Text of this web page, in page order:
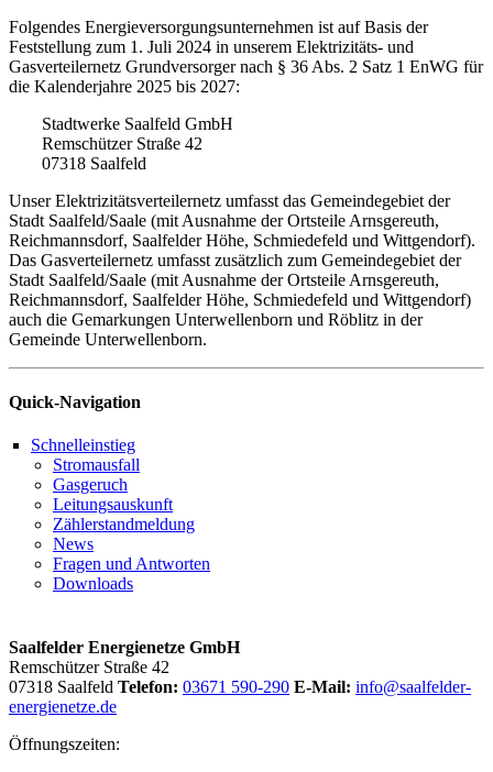
Folgendes Energieversorgungsunternehmen ist auf Basis der
Feststellung zum 1. Juli 2024 in unserem Elektrizitäts- und
Gasverteilernetz Grundversorger nach § 36 Abs. 2 Satz 1 EnWG für
die Kalenderjahre 2025 bis 2027:
Stadtwerke Saalfeld GmbH
Remschützer Straße 42
07318 Saalfeld
Unser Elektrizitätsverteilernetz umfasst das Gemeindegebiet der
Stadt Saalfeld/Saale (mit Ausnahme der Ortsteile Arnsgereuth,
Reichmannsdorf, Saalfelder Höhe, Schmiedefeld und Wittgendorf).
Das Gasverteilernetz umfasst zusätzlich zum Gemeindegebiet der
Stadt Saalfeld/Saale (mit Ausnahme der Ortsteile Arnsgereuth,
Reichmannsdorf, Saalfelder Höhe, Schmiedefeld und Wittgendorf)
auch die Gemarkungen Unterwellenborn und Röblitz in der
Gemeinde Unterwellenborn.
Quick-Navigation
Schnelleinstieg
Stromausfall
Gasgeruch
Leitungsauskunft
Zählerstandmeldung
News
Fragen und Antworten
Downloads
Saalfelder Energienetze GmbH
Remschützer Straße 42
07318 Saalfeld Telefon: 03671 590-290 E-Mail: info@saalfelder-
energienetze.de
Öffnungszeiten: